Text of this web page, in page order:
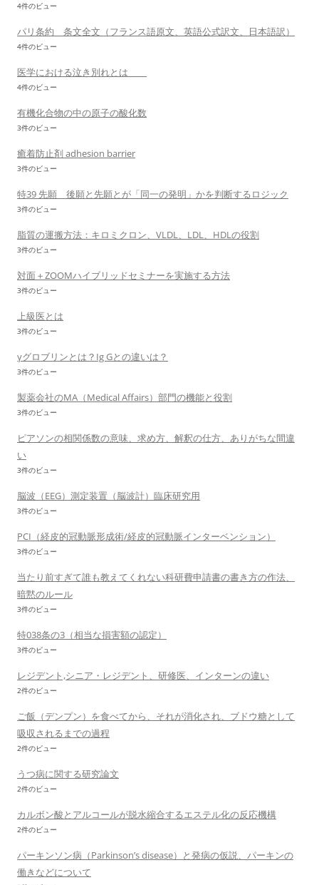
4件のビュー
パリ条約 条文全文（フランス語原文、英語公式訳文、日本語訳）
4件のビュー
医学における泣き別れとは
4件のビュー
有機化合物の中の原子の酸化数
3件のビュー
癒着防止剤 adhesion barrier
3件のビュー
特39 先願 後願と先願とが「同一の発明」かを判断するロジック
3件のビュー
脂質の運搬方法：キロミクロン、VLDL、LDL、HDLの役割
3件のビュー
対面＋ZOOMハイブリッドセミナーを実施する方法
3件のビュー
上級医とは
3件のビュー
γグロブリンとは？Ig Gとの違いは？
3件のビュー
製薬会社のMA（Medical Affairs）部門の機能と役割
3件のビュー
ピアソンの相関係数の意味、求め方、解釈の仕方、ありがちな間違
い
3件のビュー
脳波（EEG）測定装置（脳波計）臨床研究用
3件のビュー
PCI（経皮的冠動脈形成術/経皮的冠動脈インターベンション）
3件のビュー
当たり前すぎて誰も教えてくれない科研費申請書の書き方の作法、
暗黙のルール
3件のビュー
特038条の3（相当な損害額の認定）
3件のビュー
レジデント,シニア・レジデント、研修医、インターンの違い
2件のビュー
ご飯（デンプン）を食べてから、それが消化され、ブドウ糖として
吸収されるまでの過程
2件のビュー
うつ病に関する研究論文
2件のビュー
カルボン酸とアルコールが脱水縮合するエステル化の反応機構
2件のビュー
パーキンソン病（Parkinson’s disease）と発病の仮説、パーキンの
働きなどについて